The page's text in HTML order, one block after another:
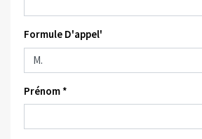
Formule D'appel'
Prénom *